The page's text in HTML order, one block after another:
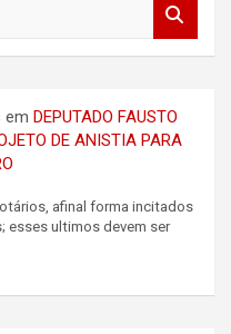
em DEPUTADO FAUSTO
DE ANISTIA PARA
afinal forma incitados
esses ultimos devem ser